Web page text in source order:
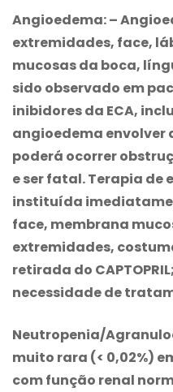
Angioedema:–
extremidades, face,
mucosas da boca,
sido observado em
inibidores da ECA,
angioedema envolver
poderá ocorrer
e ser fatal. Terapia de
instituída
face, membrana
extremidades,
retirada do
necessidade de
Neutropenia/
muito rara (< 0,02%)
com função renal